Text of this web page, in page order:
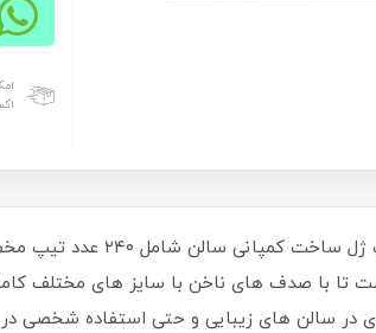
ای در سالن های زیبایی و حتی استفاده شخصی